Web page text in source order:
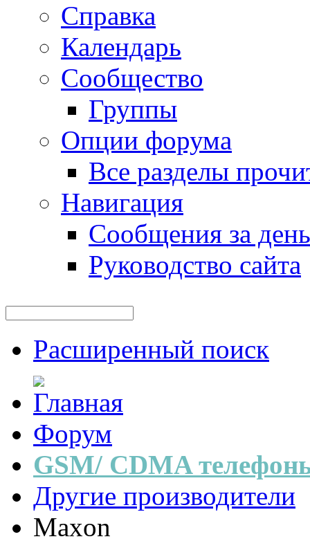
Справка
Календарь
Сообщество
Группы
Опции форума
Все разделы
Навигация
Сообщения за день
Руководство сайта
Расширенный поиск
Форум
GSM/ CDMA
Другие производители
Maxon